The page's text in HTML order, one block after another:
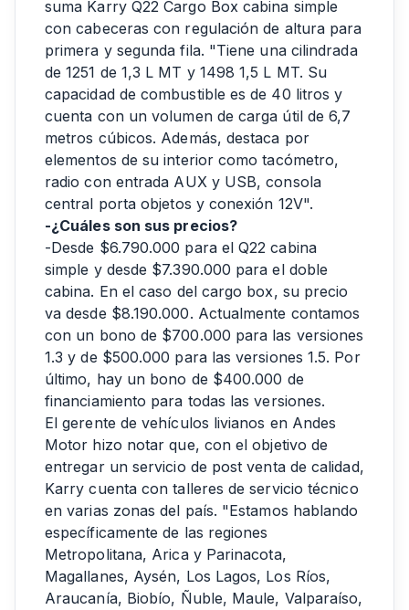
suma Karry Q22 Cargo Box cabina simple
con cabeceras con regulación de altura para
primera y segunda fila. "Tiene una cilindrada
de 1251 de 1,3 L MT y 1498 1,5 L MT. Su
capacidad de combustible es de 40 litros y
cuenta con un volumen de carga útil de 6,7
metros cúbicos. Además, destaca por
elementos de su interior como tacómetro,
radio con entrada AUX y USB, consola
central porta objetos y conexión 12V".
-¿Cuáles son sus precios?
-Desde $6.790.000 para el Q22 cabina
simple y desde $7.390.000 para el doble
cabina. En el caso del cargo box, su precio
va desde $8.190.000. Actualmente contamos
con un bono de $700.000 para las versiones
1.3 y de $500.000 para las versiones 1.5. Por
último, hay un bono de $400.000 de
financiamiento para todas las versiones.
El gerente de vehículos livianos en Andes
Motor hizo notar que, con el objetivo de
entregar un servicio de post venta de calidad,
Karry cuenta con talleres de servicio técnico
en varias zonas del país. "Estamos hablando
específicamente de las regiones
Metropolitana, Arica y Parinacota,
Magallanes, Aysén, Los Lagos, Los Ríos,
Araucanía, Biobío, Ñuble, Maule, Valparaíso,